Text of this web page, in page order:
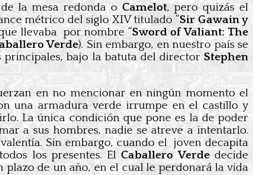
la mesa redonda o Camelot, pero quizás el
métrico del siglo XIV titulado “Sir Gawain y
llevaba por nombre “Sword of Valiant: The
Verde). Sin embargo, en nuestro país se
principales, bajo la batuta del directorStephen
en no mencionar en ningún momento el
una armadura verde irrumpe en el castillo y
La única condición que pone es la de poder
a sus hombres, nadie se atreve a intentarlo.
Sin embargo, cuando el joven decapita
los presentes. El Caballero Verdedecide
de un año, en el cual le perdonará la vida